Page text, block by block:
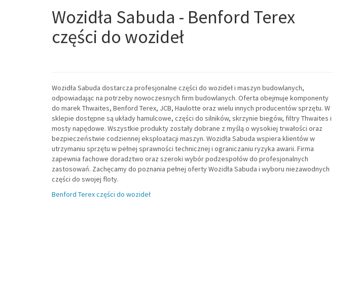
Wozidła Sabuda - Benford Terex
części do wozideł
Wozidła Sabuda dostarcza profesjonalne części do wozideł i maszyn budowlanych,
odpowiadając na potrzeby nowoczesnych firm budowlanych. Oferta obejmuje komponenty
do marek Thwaites, Benford Terex, JCB, Haulotte oraz wielu innych producentów sprzętu. W
sklepie dostępne są układy hamulcowe, części do silników, skrzynie biegów, filtry Thwaites i
mosty napędowe. Wszystkie produkty zostały dobrane z myślą o wysokiej trwałości oraz
bezpieczeństwie codziennej eksploatacji maszyn. Wozidła Sabuda wspiera klientów w
utrzymaniu sprzętu w pełnej sprawności technicznej i ograniczaniu ryzyka awarii. Firma
zapewnia fachowe doradztwo oraz szeroki wybór podzespołów do profesjonalnych
zastosowań. Zachęcamy do poznania pełnej oferty Wozidła Sabuda i wyboru niezawodnych
części do swojej floty.
Benford Terex części do wozideł